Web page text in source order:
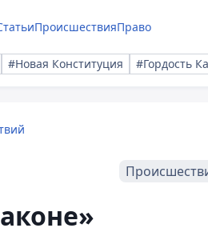
ПроисшествияПраво
#Новая Конституция #Гордость